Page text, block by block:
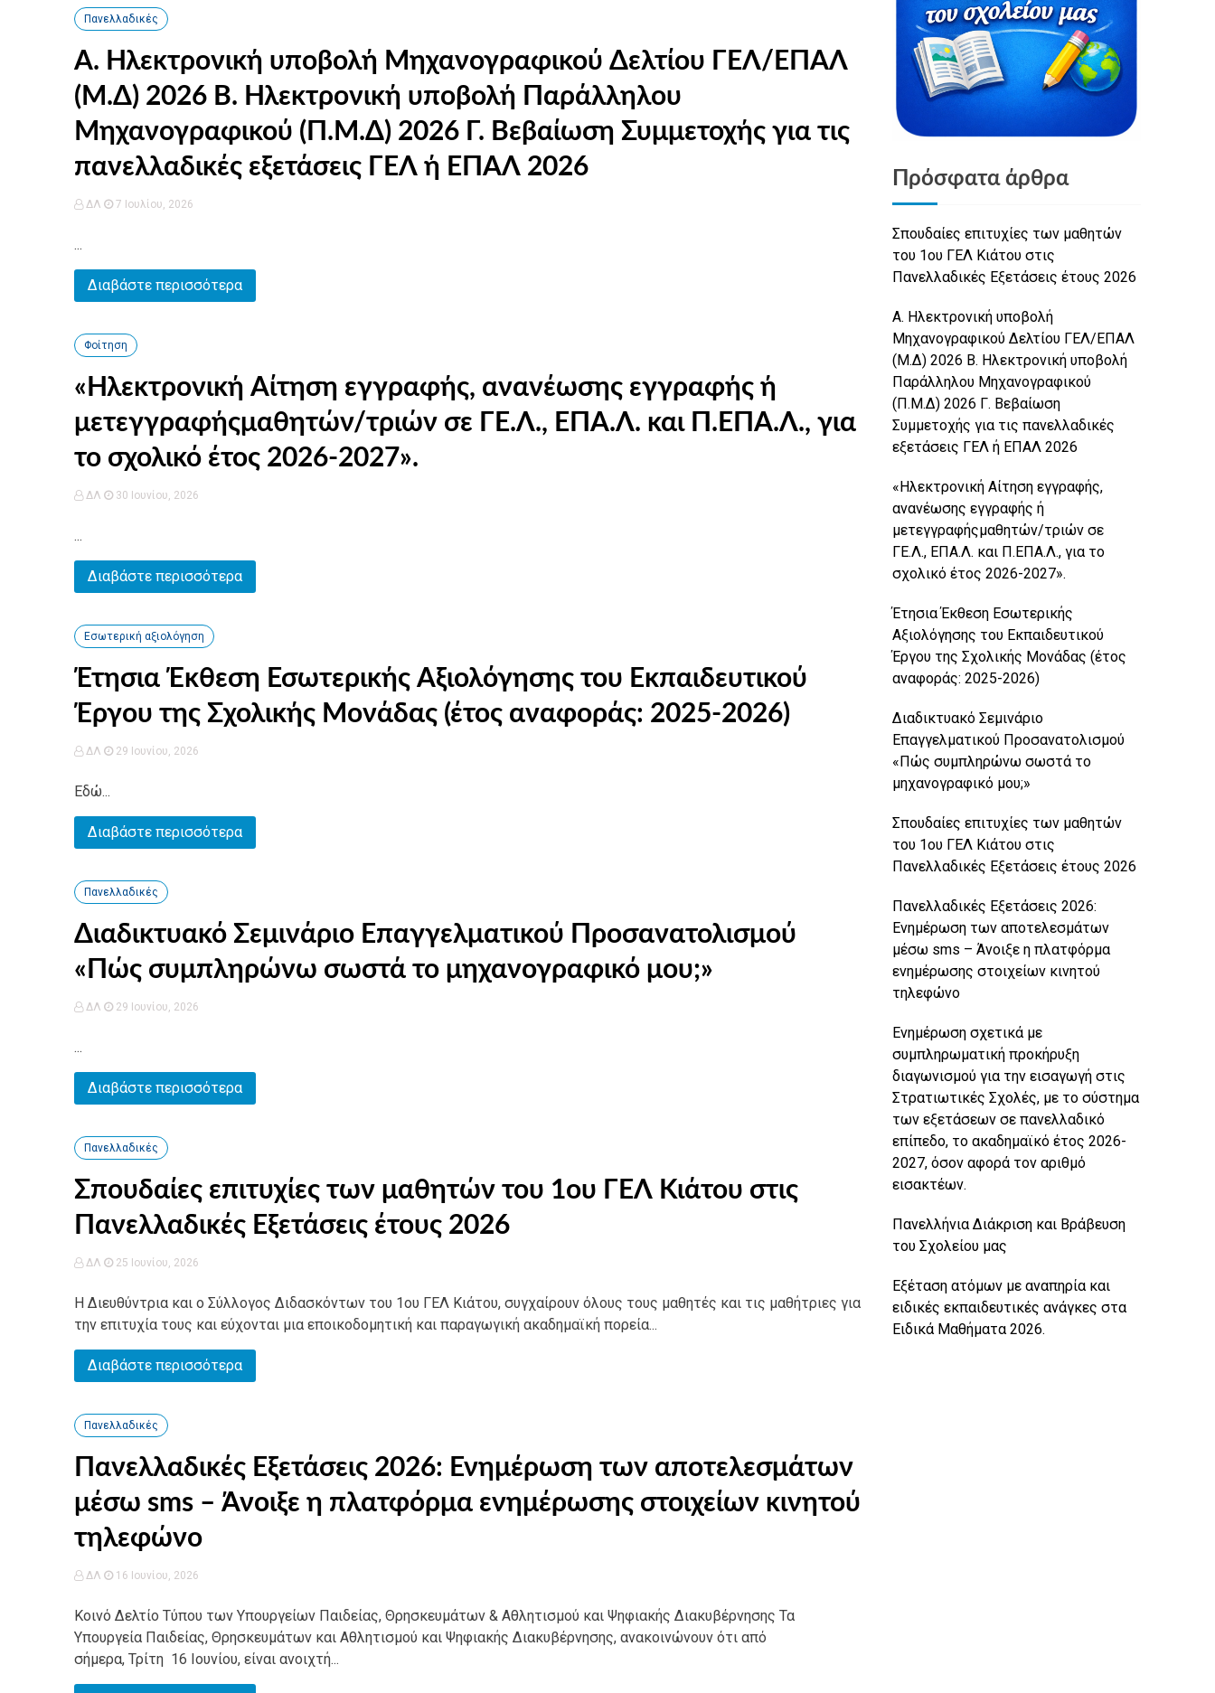
Πανελλαδικές
Α. Ηλεκτρονική υποβολή Μηχανογραφικού Δελτίου ΓΕΛ/ΕΠΑΛ
(Μ.Δ) 2026 Β. Ηλεκτρονική υποβολή Παράλληλου
Μηχανογραφικού (Π.Μ.Δ) 2026 Γ. Βεβαίωση Συμμετοχής για τις
πανελλαδικές εξετάσεις ΓΕΛ ή ΕΠΑΛ 2026
ΔΛ 7 Ιουλίου, 2026
...
Διαβάστε περισσότερα
Φοίτηση
«Ηλεκτρονική Αίτηση εγγραφής, ανανέωσης εγγραφής ή
μετεγγραφήςμαθητών/τριών σε ΓΕ.Λ., ΕΠΑ.Λ. και Π.ΕΠΑ.Λ., για
το σχολικό έτος 2026-2027».
ΔΛ 30 Ιουνίου, 2026
...
Διαβάστε περισσότερα
Εσωτερική αξιολόγηση
Έτησια Έκθεση Εσωτερικής Αξιολόγησης του Εκπαιδευτικού
Έργου της Σχολικής Μονάδας (έτος αναφοράς: 2025-2026)
ΔΛ 29 Ιουνίου, 2026
Εδώ...
Διαβάστε περισσότερα
Πανελλαδικές
Διαδικτυακό Σεμινάριο Επαγγελματικού Προσανατολισμού
«Πώς συμπληρώνω σωστά το μηχανογραφικό μου;»
ΔΛ 29 Ιουνίου, 2026
...
Διαβάστε περισσότερα
Πανελλαδικές
Σπουδαίες επιτυχίες των μαθητών του 1ου ΓΕΛ Κιάτου στις
Πανελλαδικές Εξετάσεις έτους 2026
ΔΛ 25 Ιουνίου, 2026
Η Διευθύντρια και ο Σύλλογος Διδασκόντων του 1ου ΓΕΛ Κιάτου, συγχαίρουν όλους τους μαθητές και τις μαθήτριες για
την επιτυχία τους και εύχονται μια εποικοδομητική και παραγωγική ακαδημαϊκή πορεία...
Διαβάστε περισσότερα
Πανελλαδικές
Πανελλαδικές Εξετάσεις 2026: Ενημέρωση των αποτελεσμάτων
μέσω sms – Άνοιξε η πλατφόρμα ενημέρωσης στοιχείων κινητού
τηλεφώνο
ΔΛ 16 Ιουνίου, 2026
Κοινό Δελτίο Τύπου των Υπουργείων Παιδείας, Θρησκευμάτων & Αθλητισμού και Ψηφιακής Διακυβέρνησης Τα
Υπουργεία Παιδείας, Θρησκευμάτων και Αθλητισμού και Ψηφιακής Διακυβέρνησης, ανακοινώνουν ότι από
σήμερα, Τρίτη 16 Ιουνίου, είναι ανοιχτή...
Πρόσφατα άρθρα
Σπουδαίες επιτυχίες των μαθητών
του 1ου ΓΕΛ Κιάτου στις
Πανελλαδικές Εξετάσεις έτους 2026
Α. Ηλεκτρονική υποβολή
Μηχανογραφικού Δελτίου ΓΕΛ/ΕΠΑΛ
(Μ.Δ) 2026 Β. Ηλεκτρονική υποβολή
Παράλληλου Μηχανογραφικού
(Π.Μ.Δ) 2026 Γ. Βεβαίωση
Συμμετοχής για τις πανελλαδικές
εξετάσεις ΓΕΛ ή ΕΠΑΛ 2026
«Ηλεκτρονική Αίτηση εγγραφής,
ανανέωσης εγγραφής ή
μετεγγραφήςμαθητών/τριών σε
ΓΕ.Λ., ΕΠΑ.Λ. και Π.ΕΠΑ.Λ., για το
σχολικό έτος 2026-2027».
Έτησια Έκθεση Εσωτερικής
Αξιολόγησης του Εκπαιδευτικού
Έργου της Σχολικής Μονάδας (έτος
αναφοράς: 2025-2026)
Διαδικτυακό Σεμινάριο
Επαγγελματικού Προσανατολισμού
«Πώς συμπληρώνω σωστά το
μηχανογραφικό μου;»
Σπουδαίες επιτυχίες των μαθητών
του 1ου ΓΕΛ Κιάτου στις
Πανελλαδικές Εξετάσεις έτους 2026
Πανελλαδικές Εξετάσεις 2026:
Ενημέρωση των αποτελεσμάτων
μέσω sms – Άνοιξε η πλατφόρμα
ενημέρωσης στοιχείων κινητού
τηλεφώνο
Ενημέρωση σχετικά με
συμπληρωματική προκήρυξη
διαγωνισμού για την εισαγωγή στις
Στρατιωτικές Σχολές, με το σύστημα
των εξετάσεων σε πανελλαδικό
επίπεδο, το ακαδημαϊκό έτος 2026-
2027, όσον αφορά τον αριθμό
εισακτέων.
Πανελλήνια Διάκριση και Βράβευση
του Σχολείου μας
Εξέταση ατόμων με αναπηρία και
ειδικές εκπαιδευτικές ανάγκες στα
Ειδικά Μαθήματα 2026.